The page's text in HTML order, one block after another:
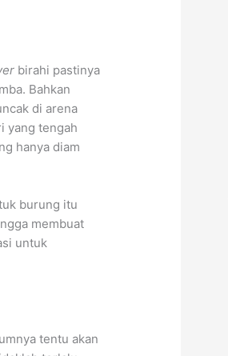
birahi pastinya
Bahkan
di arena
yang tengah
hanya diam
burung itu
membuat
untuk
tentu akan